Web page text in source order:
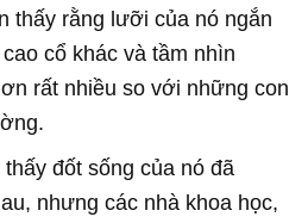
thấy rằng lưỡi của nó ngắn
cổ khác và tầm nhìn
rất nhiều so với những con
đốt sống của nó đã
nhưng các nhà khoa học,